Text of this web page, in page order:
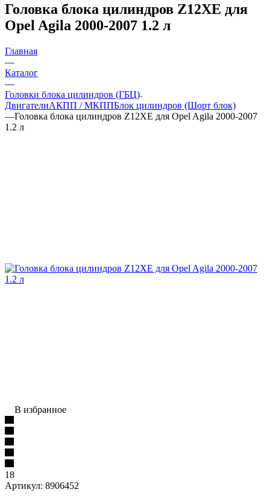
Головка блока цилиндров Z12XE для
Opel Agila 2000-2007 1.2 л
Главная
—
Каталог
—
Головки блока цилиндров (ГБЦ)
ДвигателиАКПП / МКППБлок цилиндров (Шорт блок)
—Головка блока цилиндров Z12XE для Opel Agila 2000-2007
1.2 л
В избранное
18
Артикул: 8906452